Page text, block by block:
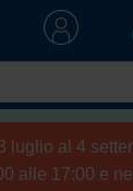
luglio al 4
alle 17:00 e